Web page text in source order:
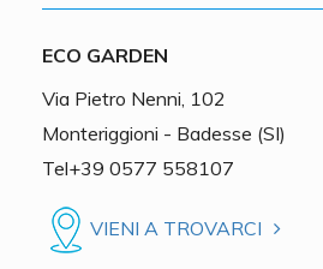
ECO GARDEN
Via Pietro Nenni, 102
Monteriggioni - Badesse (SI)
Tel+39 0577 558107
VIENI A TROVARCI